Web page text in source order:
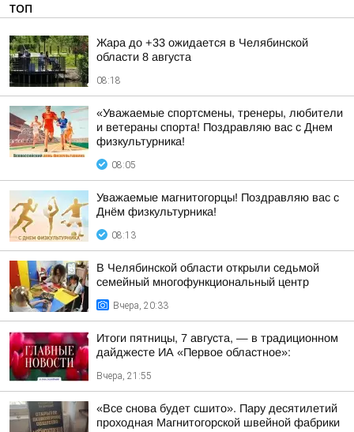
ТОП
Жара до +33 ожидается в Челябинской
области 8 августа
08:18
«Уважаемые спортсмены, тренеры, любители
и ветераны спорта! Поздравляю вас с Днем
физкультурника!
08:05
Уважаемые магнитогорцы! Поздравляю вас с
Днём физкультурника!
08:13
В Челябинской области открыли седьмой
семейный многофункциональный центр
Вчера, 20:33
Итоги пятницы, 7 августа, — в традиционном
дайджесте ИА «Первое областное»:
Вчера, 21:55
«Все снова будет сшито». Пару десятилетий
проходная Магнитогорской швейной фабрики